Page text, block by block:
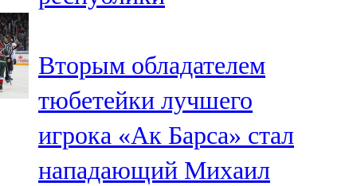
Вторым обладателем
тюбетейки лучшего
игрока «Ак Барса» стал
нападающий Михаил